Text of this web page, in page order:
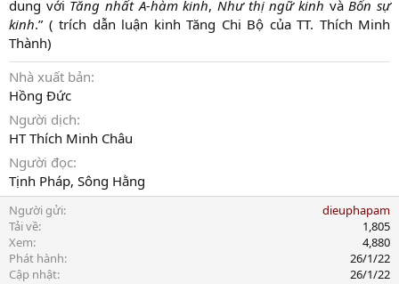
dung với Tăng nhất A-hàm kinh,Như thị ngữ kinh vàBổn sự
kinh.” ( trích dẫn luận kinh Tăng Chi Bộ của TT. Thích Minh
Thành)
Nhà xuất bản
Hồng Đức
Người dịch
HT Thích Minh Châu
Người đọc
Tịnh Pháp, Sông Hằng
Người gửi
dieuphapam
Tải về
1,805
Xem
4,880
Phát hành
26/1/22
Cập nhật
26/1/22